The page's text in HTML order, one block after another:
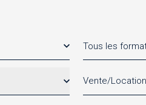
Tous les
Vente/Location